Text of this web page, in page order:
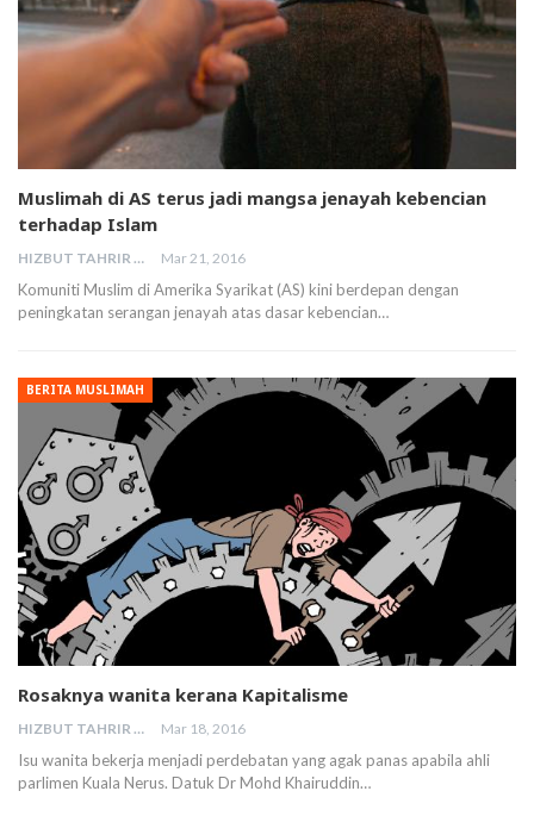
Muslimah di AS terus jadi mangsa jenayah kebencian
terhadap Islam
HIZBUT TAHRIR MALAYSIA Mar 21, 2016
Komuniti Muslim di Amerika Syarikat (AS) kini berdepan dengan
peningkatan serangan jenayah atas dasar kebencian…
BERITA MUSLIMAH
Rosaknya wanita kerana Kapitalisme
HIZBUT TAHRIR MALAYSIA Mar 18, 2016
Isu wanita bekerja menjadi perdebatan yang agak panas apabila ahli
parlimen Kuala Nerus. Datuk Dr Mohd Khairuddin…